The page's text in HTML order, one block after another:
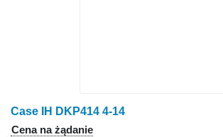
Case IH DKP414 4-14
Cena na żądanie